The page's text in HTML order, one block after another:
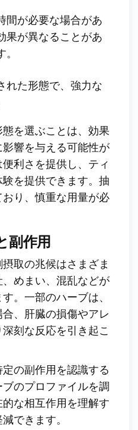
間が必要な場合があ
果が異なることがあ
れた形態で、強力な
を選ぶことは、効果
響を与える可能性が
利さを提供し、ティ
を提供できます。抽
り、慎重な用量が必
副作用
取の兆候はさまざま
めまい、混乱などが
。一部のハーブは、
、肝臓の損傷やアレ
刻な反応を引き起こ
の副作用を認識する
のプロファイルを調
な相互作用を理解す
できます。